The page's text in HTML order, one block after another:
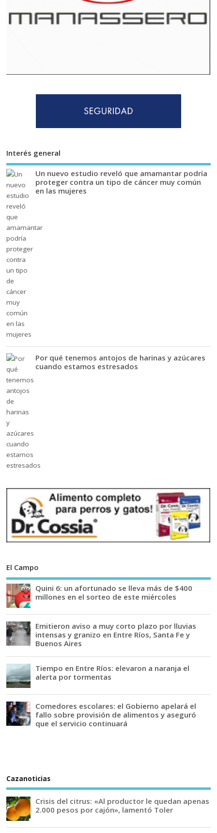
Interés general
Un nuevo estudio reveló que amamantar podría
proteger contra un tipo de cáncer muy común
en las mujeres
Por qué tenemos antojos de harinas y azúcares
cuando estamos estresados
El Campo
Quini 6: un afortunado se lleva más de $400
millones en el sorteo de este miércoles
Emitieron aviso a muy corto plazo por lluvias
intensas y granizo en Entre Ríos, Santa Fe y
Buenos Aires
Tiempo en Entre Ríos: elevaron a naranja el
alerta por tormentas
Comedores escolares: el Gobierno apelará el
fallo sobre provisión de alimentos y aseguró
que el servicio continuará
Cazanoticias
Crisis del citrus: «Al productor le quedan apenas
2.000 pesos por cajón», lamentó Toler